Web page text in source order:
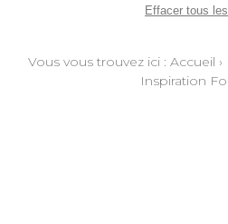
Effacer tous
Vous vous trouvez ici : Accueil ›
Inspiration